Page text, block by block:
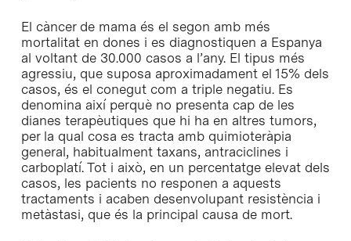
El càncer de mama és el segon amb més
mortalitat en dones i es diagnostiquen a Espanya
al voltant de 30.000 casos a l’any. El tipus més
agressiu, que suposa aproximadament el 15% dels
casos, és el conegut com a triple negatiu. Es
denomina així perquè no presenta cap de les
dianes terapèutiques que hi ha en altres tumors,
per la qual cosa es tracta amb quimioteràpia
general, habitualment taxans, antraciclines i
carboplatí. Tot i això, en un percentatge elevat dels
casos, les pacients no responen a aquests
tractaments i acaben desenvolupant resistència i
metàstasi, que és la principal causa de mort.